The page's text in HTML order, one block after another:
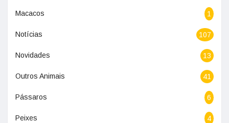
Macacos 1
Notícias 107
Novidades 13
Outros Animais 41
Pássaros 6
Peixes 4